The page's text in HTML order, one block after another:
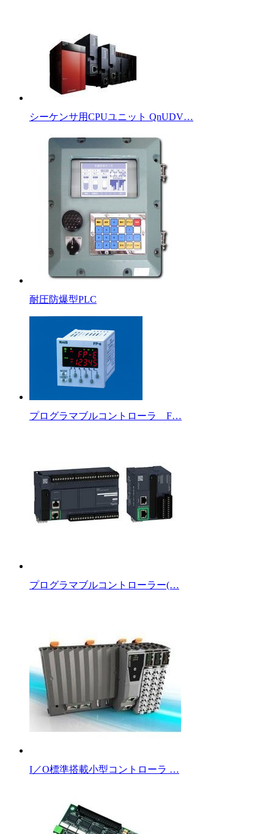
シーケンサ用CPUユニット QnUDV…
耐圧防爆型PLC
プログラマブルコントローラ F…
プログラマブルコントローラー(…
I／O標準搭載小型コントローラ …